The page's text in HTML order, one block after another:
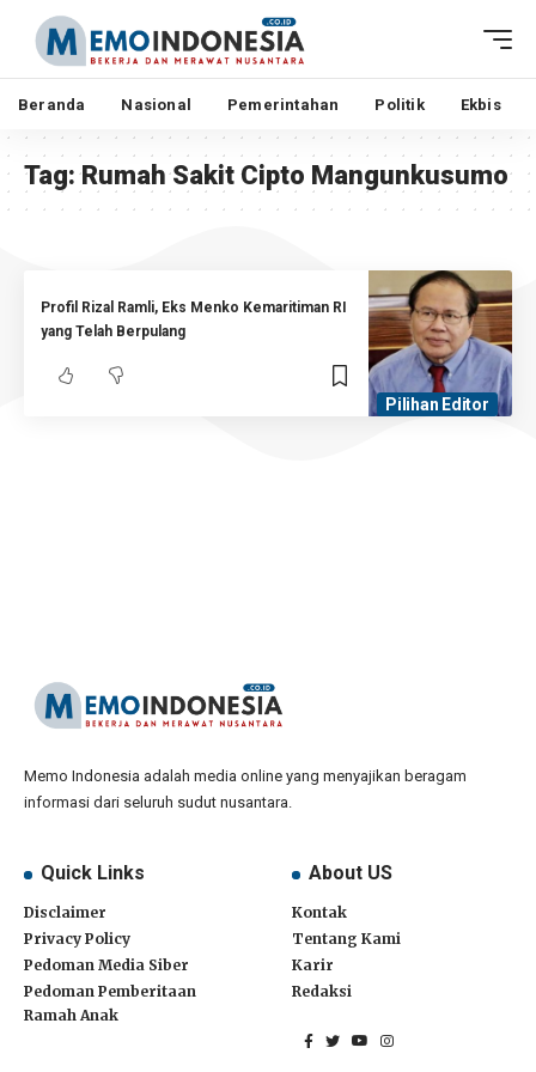
Beranda Nasional Pemerintahan Politik Ekbis
Tag:Rumah Sakit Cipto Mangunkusumo
Pilihan Editor
Profil Rizal Ramli, Eks Menko Kemaritiman RI
yang Telah Berpulang
Memo Indonesia adalah media online yang menyajikan beragam
informasi dari seluruh sudut nusantara.
Quick Links
Disclaimer
Privacy Policy
Pedoman Media Siber
Pedoman Pemberitaan
Ramah Anak
About US
Kontak
Tentang Kami
Karir
Redaksi